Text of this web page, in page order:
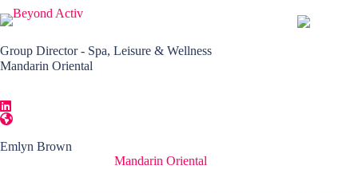
Group Director - Spa, Leisure & Wellness
Mandarin Oriental
Emlyn Brown
Mandarin Oriental